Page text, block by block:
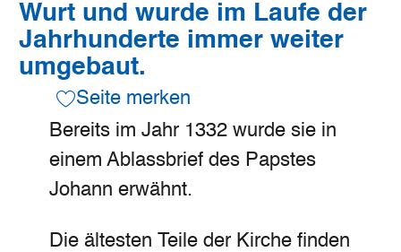
Wurt und wurde im Laufe der
Jahrhunderte immer weiter
umgebaut.
Seite merken
Bereits im Jahr 1332 wurde sie in
einem Ablassbrief des Papstes
Johann erwähnt.
Die ältesten Teile der Kirche finden